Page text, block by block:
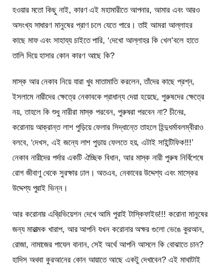
হওয়ার মতো কিছু নাই, কারণ এই মহামারীতে আপনার, আমার এবং আরও
অসংখ্য সাধারণ মানুষের প্রাণ চলে যেতে পারে। তাই আমরা আল্লাহর
কাছে মাফ এবং সাহায্য চাইতে পারি, ‘দেখো আল্লাহর কি খেল’বলে হাতে
তালি দিয়ে হাসার কোন কারণ আছে কি?
মাস্ক আর নেকাব নিয়ে যারা খুব মাতামাতি করলেন, তাঁদের কাছে প্রশ্ন,
ইসলামে নারীদের ক্ষেত্রে নেকাবকে প্রাধান্য দেয়া হয়েছে, পুরুষদের ক্ষেত্রে
নয়, তাহলে কি শুধু নারীরা মাস্ক পরবেন, পুরুষরা পরবেন না? চীনের,
করোনায় আক্রান্ত লাশ পুড়িয়ে ফেলার সিদ্ধান্তে তাহলে হিন্দুধর্মাবলম্বীরাও
বলবে, ‘দেখস, এই জন্যে লাশ পুড়ায় ফেলতে হয়, এটাই সাইন্টিফিক!!!’
নেকাব নারীদের পর্দার একটি ঐচ্ছিক বিধান, আর মাস্ক নারী পুরুষ নির্বিশেষে
রোগ জীবাণু থেকে সুরক্ষার ঢাল। অতএব, নেকাবের উদ্দেশ্য এবং মাস্কের
উদ্দেশ্য পুরাই ভিন্ন।
আর করোনার এব্রিভিয়েশন দেখে আমি পুরাই টাস্কিফাইড!!! করোনা মানুষের
জন্য মারাত্মক খারাপ, আর আপনি যখন করোনার অক্ষর গুলো ভেঙে কুরআন,
রোজা, নামাজের পাযেল বানান, সেই অর্থে আপনি আসলে কি বোঝাতে চান?
হাদিস অথবা কুরআনের কোন আয়াতে আছে একটু দেখাবেন? এই মাথাটাই